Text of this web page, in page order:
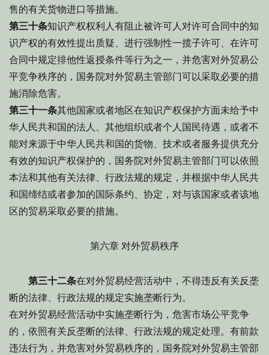
售的有关货物进口等措施。
第三十条知识产权权利人有阻止被许可人对许可合同中的知
识产权的有效性提出质疑、进行强制性一揽子许可、在许可
合同中规定排他性返授条件等行为之一，并危害对外贸易公
平竞争秩序的，国务院对外贸易主管部门可以采取必要的措
施消除危害。
第三十一条其他国家或者地区在知识产权保护方面未给予中
华人民共和国的法人、其他组织或者个人国民待遇，或者不
能对来源于中华人民共和国的货物、技术或者服务提供充分
有效的知识产权保护的，国务院对外贸易主管部门可以依照
本法和其他有关法律、行政法规的规定，并根据中华人民共
和国缔结或者参加的国际条约、协定，对与该国家或者该地
区的贸易采取必要的措施。
第六章 对外贸易秩序
第三十二条在对外贸易经营活动中，不得违反有关反垄
断的法律、行政法规的规定实施垄断行为。
在对外贸易经营活动中实施垄断行为，危害市场公平竞争
的，依照有关反垄断的法律、行政法规的规定处理。有前款
违法行为，并危害对外贸易秩序的，国务院对外贸易主管部